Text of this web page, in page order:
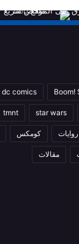
Boom!
dc comics
star wars
tmnt
روايات كومكس
مقالات